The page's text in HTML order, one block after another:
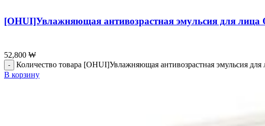
[OHUI]Увлажняющая антивозрастная эмульсия для
52,800 ₩
Количество товара [OHUI]Увлажняющая антивозрастная эмульсия
В корзину